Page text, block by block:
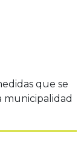
que se
municipalidad